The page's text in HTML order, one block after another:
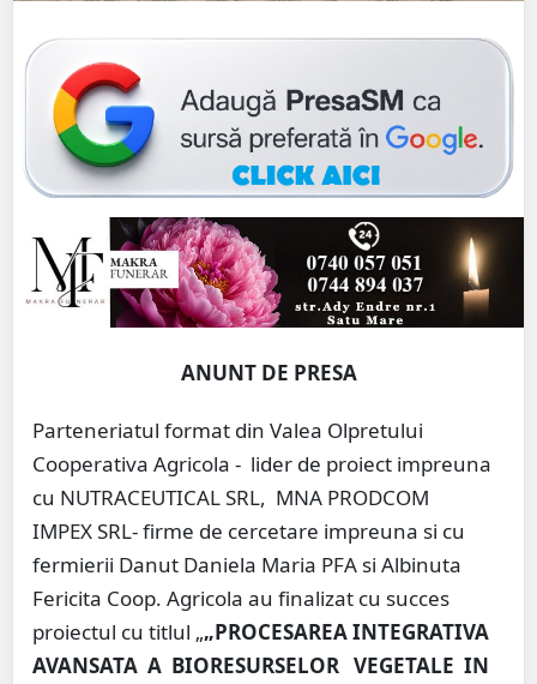
ANUNT DE PRESA
Parteneriatul format din Valea Olpretului
Cooperativa Agricola - lider de proiect impreuna
cu NUTRACEUTICAL SRL, MNA PRODCOM
IMPEX SRL- firme de cercetare impreuna si cu
fermierii Danut Daniela Maria PFA si Albinuta
Fericita Coop. Agricola au finalizat cu succes
proiectul cu titlul „„PROCESAREA INTEGRATIVA
AVANSATA A BIORESURSELOR VEGETALE IN